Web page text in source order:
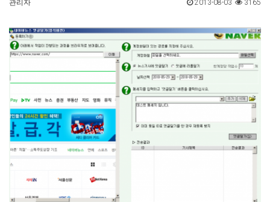
관리자 3165
2013-08-03